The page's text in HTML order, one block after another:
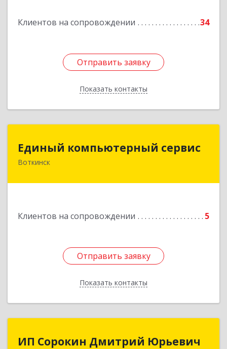
Клиентов на сопровождении 34
Отправить заявку
Показать контакты
Подробнее
Отправить заявку
Назад
Единый компьютерный сервис
Воткинск
Клиентов на сопровождении 5
Отправить заявку
Показать контакты
Единый компьютерный сервис
Отправить заявку
Назад
ИП Сорокин Дмитрий Юрьевич
ИП Сорокин Дмитрий Юрьевич